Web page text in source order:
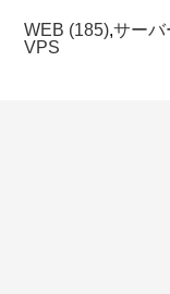
WEB (185),サーバ
VPS